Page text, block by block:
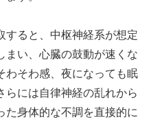
すると、中枢神経系が想定
まい、心臓の鼓動が速くな
わそわ感、夜になっても眠
らには自律神経の乱れから
た身体的な不調を直接的に